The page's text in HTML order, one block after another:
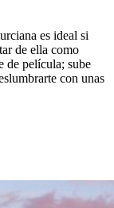
es ideal si
de ella como
de película; sube
con unas